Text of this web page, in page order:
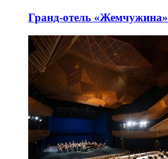
Гранд-отель «Жемчужина»